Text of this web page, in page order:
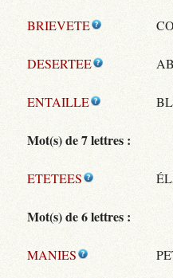
BRIEVETE
DESERTEE
ENTAILLE
Mot(s) de 7 lettres :
ETETEES
Mot(s) de 6 lettres :
MANIES